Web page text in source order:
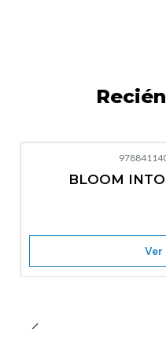
Nuevo
BLOOM
Ver